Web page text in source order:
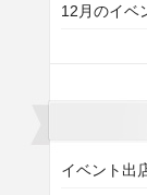
12月のイベ
イベント出